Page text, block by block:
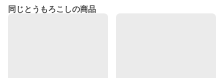
同じとうもろこしの商品